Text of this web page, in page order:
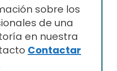
sobre los
de una
en nuestra
Contactar